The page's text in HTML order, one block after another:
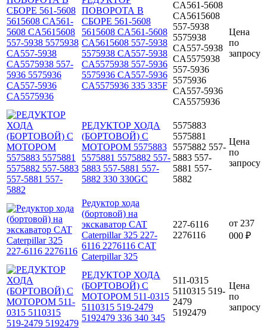
ПОВОРОТА В
СБОРЕ 561-5608
5615608 CA561-5608
CA5615608 557-5938
5575938 CA557-5938
CA5575938 557-5936
5575936 CA557-5936
CA5575936 335 335F
CA561-5608
CA5615608
557-5938
5575938
CA557-5938
CA5575938
557-5936
5575936
CA557-5936
CA5575936
Цена
по
запросу
РЕДУКТОР ХОДА
(БОРТОВОЙ) С
МОТОРОМ 5575883
5575881 5575882 557-
5883 557-5881 557-
5882 330 330GC
5575883
5575881
5575882 557-
5883 557-
5881 557-
5882
Цена
по
запросу
Редуктор хода
(бортовой) на
экскаватор CAT
Caterpillar 325 227-
6116 2276116 CAT
Caterpillar 325
227-6116
2276116
от 237
000 ₽
РЕДУКТОР ХОДА
(БОРТОВОЙ) С
МОТОРОМ 511-0315
5110315 519-2479
5192479 336 340 345
511-0315
5110315 519-
2479
5192479
Цена
по
запросу